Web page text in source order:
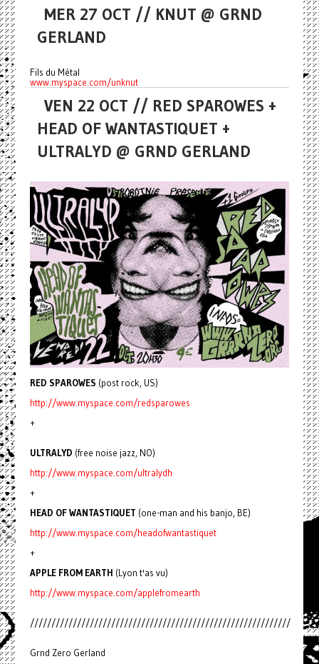
MER 27 OCT // KNUT @ GRND
GERLAND
Fils du Métal
www.myspace.com/unknut
VEN 22 OCT // RED SPAROWES +
HEAD OF WANTASTIQUET +
ULTRALYD @ GRND GERLAND
RED SPAROWES (post rock, US)
http://www.myspace.com/redsparowes
+
ULTRALYD (free noise jazz, NO)
http://www.myspace.com/ultralydh
+
HEAD OF WANTASTIQUET (one-man and his banjo, BE)
http://www.myspace.com/headofwantastiquet
+
APPLE FROM EARTH (Lyon t'as vu)
http://www.myspace.com/applefromearth
/////////////////////////////////////////////////////////////
Grnd Zero Gerland